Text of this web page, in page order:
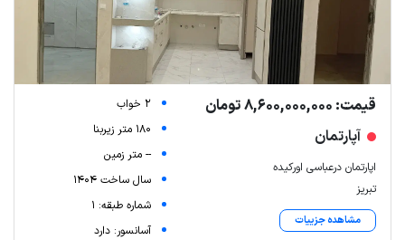
قیمت: 8,600,000,000 تومان
آپارتمان
اپارتمان درعباسی اورکیده
تبریز
مشاهده جزییات
2 خواب
180 متر زیربنا
-- متر زمین
سال ساخت 1404
شماره طبقه: 1
آسانسور: دارد